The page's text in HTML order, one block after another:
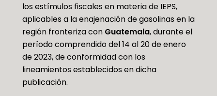
los estímulos fiscales en materia de IEPS,
aplicables a la enajenación de gasolinas en la
región fronteriza con Guatemala, durante el
período comprendido del 14 al 20 de enero
de 2023, de conformidad con los
lineamientos establecidos en dicha
publicación.